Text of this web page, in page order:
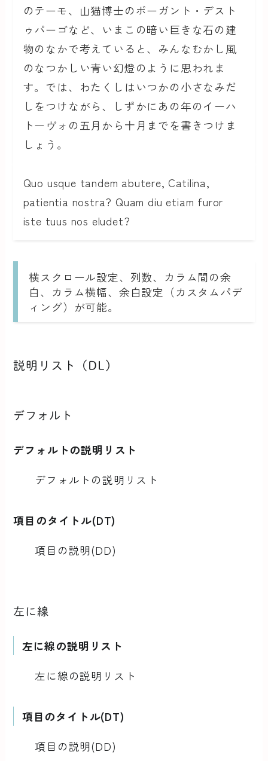
のテーモ、山猫博士のボーガント・デスト
ゥパーゴなど、いまこの暗い巨きな石の建
物のなかで考えていると、みんなむかし風
のなつかしい青い幻燈のように思われま
す。では、わたくしはいつかの小さなみだ
しをつけながら、しずかにあの年のイーハ
トーヴォの五月から十月までを書きつけま
しょう。
Quo usque tandem abutere, Catilina,
patientia nostra? Quam diu etiam furor
iste tuus nos eludet?
横スクロール設定、列数、カラム間の余
白、カラム横幅、余白設定（カスタムパデ
ィング）が可能。
説明リスト（DL）
デフォルト
デフォルトの説明リスト
デフォルトの説明リスト
項目のタイトル(DT)
項目の説明(DD)
左に線
左に線の説明リスト
左に線の説明リスト
項目のタイトル(DT)
項目の説明(DD)